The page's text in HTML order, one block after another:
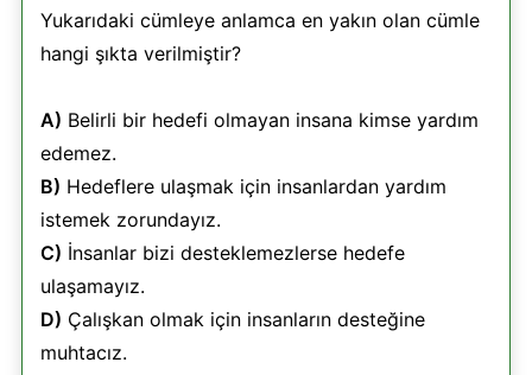
Yukarıdaki cümleye anlamca en yakın olan cümle
hangi şıkta verilmiştir?
A) Belirli bir hedefi olmayan insana kimse yardım
edemez.
B) Hedeflere ulaşmak için insanlardan yardım
istemek zorundayız.
C) İnsanlar bizi desteklemezlerse hedefe
ulaşamayız.
D) Çalışkan olmak için insanların desteğine
muhtacız.